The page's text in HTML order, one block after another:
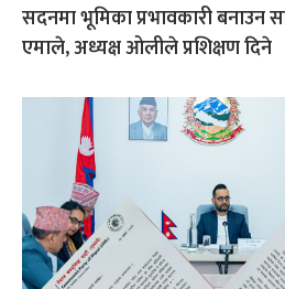
सदनमा भूमिका प्रभावकारी बनाउन
एमाले, अध्यक्ष ओलीले प्रशिक्षण दिने